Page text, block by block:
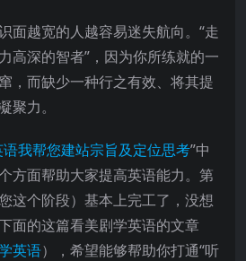
面越宽的人越容易迷失航向。“走
高深的智者”，因为你所练就的一
，而缺少一种行之有效、将其提
聚力。
语我帮您建站宗旨及定位思考”中
方面帮助大家提高英语能力。第
这个阶段）基本上完工了，没想
面的这篇看美剧学英语的文章
英语），希望能够帮助你打通“听